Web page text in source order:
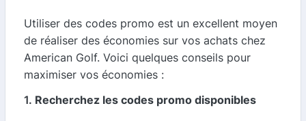
Utiliser des codes promo est un excellent moyen
de réaliser des économies sur vos achats chez
American Golf. Voici quelques conseils pour
maximiser vos économies :
1. Recherchez les codes promo disponibles